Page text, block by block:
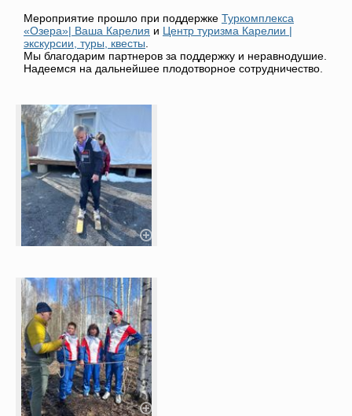
Мероприятие прошло при поддержке Туркомплекса
«Озера»| Ваша Карелия и Центр туризма Карелии |
экскурсии, туры, квесты
Мы благодарим партнеров за поддержку и неравнодушие.
Надеемся на дальнейшее плодотворное сотрудничество.